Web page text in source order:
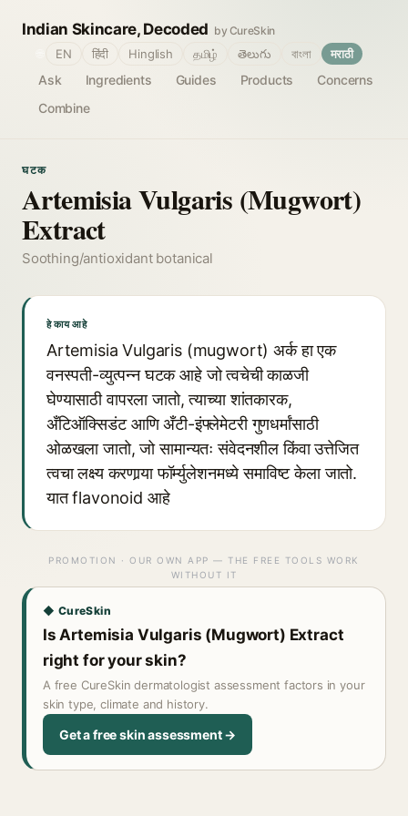
Indian Skincare, Decoded by CureSkin
Ask Ingredients Guides Products
Concerns
Combine
EN हिंदी Hinglish தமிழ் తెలుగు বাংলা मराठी
घटक
Artemisia Vulgaris (Mugwort)
Extract
Soothing/antioxidant botanical
हे काय आहे
Artemisia Vulgaris (mugwort) अर्क हा एक
वनस्पती-व्युत्पन्न घटक आहे जो त्वचेची काळजी
घेण्यासाठी वापरला जातो, त्याच्या शांतकारक,
अँटिऑक्सिडंट आणि अँटी-इंफ्लेमेटरी गुणधर्मांसाठी
ओळखला जातो, जो सामान्यतः संवेदनशील किंवा उत्तेजित
त्वचा लक्ष्य करणार्‍या फॉर्म्युलेशनमध्ये समाविष्ट केला जातो.
यात flavonoid आहे
PROMOTION · OUR OWN APP — THE FREE TOOLS WORK
WITHOUT IT
◆ CureSkin
Is Artemisia Vulgaris (Mugwort) Extract
right for your skin?
A free CureSkin dermatologist assessment factors in your
skin type, climate and history.
Get a free skin assessment →